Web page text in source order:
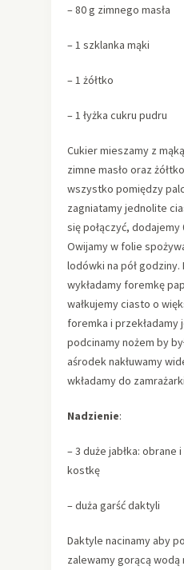
– 80 g zimnego masła
– 1 szklanka mąki
– 1 żółtko
– 1 łyżka cukru pudru
Cukier mieszamy z
zimne masło oraz
wszystko pomiędzy
zagniatamy jednolite
się połączyć, dodajemy
Owijamy w folie
lodówki na pół godziny.
wykładamy foremkę
wałkujemy ciasto o
foremka i przekładamy
podcinamy nożem by
aśrodek nakłuwamy
wkładamy do
Nadzienie:
– 3 duże jabłka:
kostkę
– duża garść daktyli
Daktyle nacinamy aby
zalewamy gorącą wodą